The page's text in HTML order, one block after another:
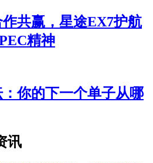
共赢，星途EX7护航
精神
你的下一个单子从哪
讯